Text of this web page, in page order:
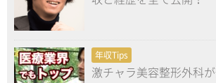
年収Tips
激チャラ美容整形外科